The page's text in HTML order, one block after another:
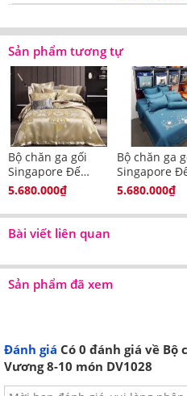
>> Tham khảo thêm các sản
Sản phẩm tương tự
Bộ chăn ga gối
Singapore Đế
Vương 8 - 10 món
5.680.000₫
Bộ chăn ga
Singapore
Vương 8 - 10
5.680.000₫
Bài viết liên quan
Sản phẩm đã xem
Đánh giá Có 0 đánh giá về Bộ
Vương 8-10 món DV1028